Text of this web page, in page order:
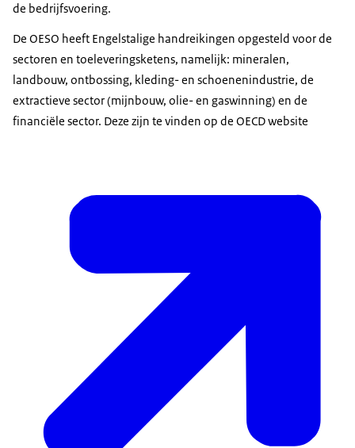
de bedrijfsvoering.
De OESO heeft Engelstalige handreikingen opgesteld voor de
sectoren en toeleveringsketens, namelijk: mineralen,
landbouw, ontbossing, kleding- en schoenenindustrie, de
extractieve sector (mijnbouw, olie- en gaswinning) en de
financiële sector. Deze zijn te vinden op de OECD website